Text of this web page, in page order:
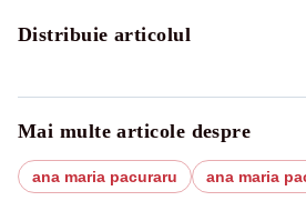
Distribuie articolul
Mai multe articole despre
ana maria pacuraru ana maria